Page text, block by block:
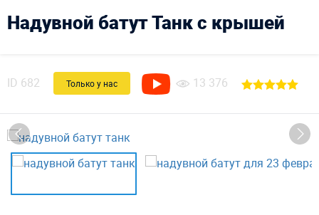
Надувной батут Танк с крышей
ID 682 Только у нас 13 376